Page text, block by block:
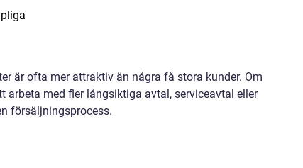
är ofta mer attraktiv än några få stora kunder. Om
med fler långsiktiga avtal, serviceavtal eller
försäljningsprocess.